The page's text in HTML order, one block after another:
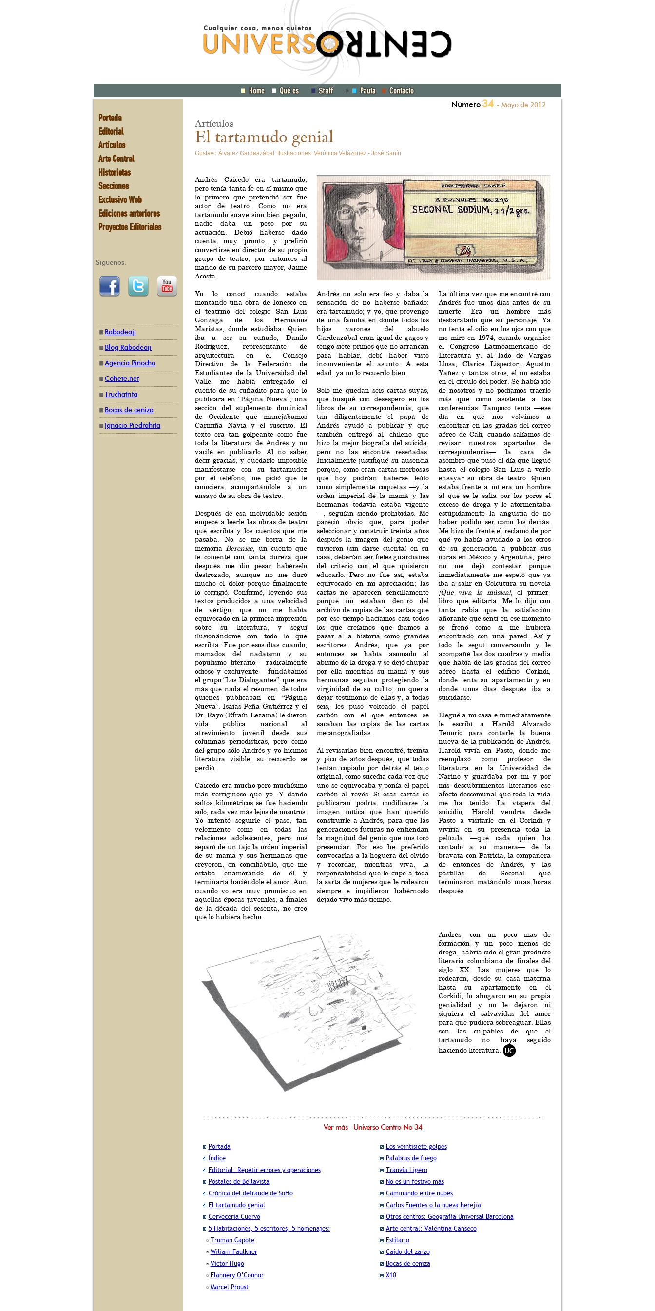
a
Portada
Editorial
Artículos
Arte Central
Historietas
Secciones
Exclusivo Web
Ediciones anteriores
Proyectos Editoriales
Síguenos:
Rabodeají
Blog Rabodeají
Agencia Pinocho
Cohete.net
Truchafrita
Bocas de ceniza
Ignacio Piedrahíta
Número 34 - Mayo de 2012
Artículos
El tartamudo genial
Gustavo Álvarez Gardeazábal. Ilustraciones: Verónica Velázquez - José Sanín
Andrés Caicedo era tartamudo,
pero tenía tanta fe en sí mismo que
lo primero que pretendió ser fue
actor de teatro. Como no era
tartamudo suave sino bien pegado,
nadie daba un peso por su
actuación. Debió haberse dado
cuenta muy pronto, y prefirió
convertirse en director de su propio
grupo de teatro, por entonces al
mando de su parcero mayor, Jaime
Acosta.
Yo lo conocí cuando estaba
montando una obra de Ionesco en
el teatrino del colegio San Luis
Gonzaga de los Hermanos
Maristas, donde estudiaba. Quien
iba a ser su cuñado, Danilo
Rodríguez, representante de
arquitectura en el Consejo
Directivo de la Federación de
Estudiantes de la Universidad del
Valle, me había entregado el
cuento de su cuñadito para que lo
publicara en “Página Nueva”, una
sección del suplemento dominical
de Occidente que manejábamos
Carmiña Navia y el suscrito. El
texto era tan golpeante como fue
toda la literatura de Andrés y no
vacilé en publicarlo. Al no saber
decir gracias, y quedarle imposible
manifestarse con su tartamudez
por el teléfono, me pidió que le
conociera acompañándole a un
ensayo de su obra de teatro.
Después de esa inolvidable sesión
empecé a leerle las obras de teatro
que escribía y los cuentos que me
pasaba. No se me borra de la
memoriaBerenice, un cuento que
le comenté con tanta dureza que
después me dio pesar habérselo
destrozado, aunque no me duró
mucho el dolor porque finalmente
lo corrigió. Confirmé, leyendo sus
textos producidos a una velocidad
de vértigo, que no me había
equivocado en la primera impresión
sobre su literatura, y seguí
ilusionándome con todo lo que
escribía. Fue por esos días cuando,
mamados del nadaísmo y su
populismo literario —radicalmente
odioso y excluyente— fundábamos
el grupo “Los Dialogantes”, que era
más que nada el resumen de todos
quienes publicaban en “Página
Nueva”. Isaías Peña Gutiérrez y el
Dr. Rayo (Efraín Lezama) le dieron
vida pública nacional al
atrevimiento juvenil desde sus
columnas periodísticas, pero como
del grupo sólo Andrés y yo hicimos
literatura visible, su recuerdo se
perdió.
Caicedo era mucho pero muchísimo
más vertiginoso que yo. Y dando
saltos kilométricos se fue haciendo
solo, cada vez más lejos de nosotros.
Yo intenté seguirle el paso, tan
velozmente como en todas las
relaciones adolescentes, pero nos
separó de un tajo la orden imperial
de su mamá y sus hermanas que
creyeron, en conciliábulo, que me
estaba enamorando de él y
terminaría haciéndole el amor. Aun
cuando yo era muy promiscuo en
aquellas épocas juveniles, a finales
de la década del sesenta, no creo
que lo hubiera hecho.
Andrés no solo era feo y daba la
sensación de no haberse bañado:
era tartamudo; y yo, que provengo
de una familia en donde todos los
hijos varones del abuelo
Gardeazábal eran igual de gagos y
tengo siete primos que no arrancan
para hablar, debí haber visto
inconveniente el asunto. A esta
edad, ya no lo recuerdo bien.
Solo me quedan seis cartas suyas,
que busqué con desespero en los
libros de su correspondencia, que
tan diligentemente el papá de
Andrés ayudó a publicar y que
también entregó al chileno que
hizo la mejor biografía del suicida,
pero no las encontré reseñadas.
Inicialmente justifiqué su ausencia
porque, como eran cartas morbosas
que hoy podrían haberse leído
como simplemente coquetas —y la
orden imperial de la mamá y las
hermanas todavía estaba vigente
—, seguían siendo prohibidas. Me
pareció obvio que, para poder
seleccionar y construir treinta años
después la imagen del genio que
tuvieron (sin darse cuenta) en su
casa, deberían ser fieles guardianes
del criterio con el que quisieron
educarlo. Pero no fue así, estaba
equivocado en mi apreciación; las
cartas no aparecen sencillamente
porque no estaban dentro del
archivo de copias de las cartas que
por ese tiempo hacíamos casi todos
los que creíamos que íbamos a
pasar a la historia como grandes
escritores. Andrés, que ya por
entonces se había asomado al
abismo de la droga y se dejó chupar
por ella mientras su mamá y sus
hermanas seguían protegiendo la
virginidad de su culito, no quería
dejar testimonio de ellas y, a todas
seis, les puso volteado el papel
carbón con el que entonces se
sacaban las copias de las cartas
mecanografiadas.
Al revisarlas bien encontré, treinta
y pico de años después, que todas
tenían copiado por detrás el texto
original, como sucedía cada vez que
uno se equivocaba y ponía el papel
carbón al revés. Si esas cartas se
publicaran podría modificarse la
imagen mítica que han querido
construirle a Andrés, para que las
generaciones futuras no entiendan
la magnitud del genio que nos tocó
presenciar. Por eso he preferido
convocarlas a la hoguera del olvido
y recordar, mientras viva, la
responsabilidad que le cupo a toda
la sarta de mujeres que le rodearon
siempre e impidieron habérnoslo
dejado vivo más tiempo.
La última vez que me encontré con
Andrés fue unos días antes de su
muerte. Era un hombre más
desbaratado que su personaje. Ya
no tenía el odio en los ojos con que
me miró en 1974, cuando organicé
el Congreso Latinoamericano de
Literatura y, al lado de Vargas
Llosa, Clarice Lispector, Agustín
Yañez y tantos otros, él no estaba
en el círculo del poder. Se había ido
de nosotros y no podíamos traerlo
más que como asistente a las
conferencias. Tampoco tenía —ese
día en que nos volvimos a
encontrar en las gradas del correo
aéreo de Cali, cuando salíamos de
revisar nuestros apartados de
correspondencia— la cara de
asombro que puso el día que llegué
hasta el colegio San Luis a verlo
ensayar su obra de teatro. Quien
estaba frente a mí era un hombre
al que se le salía por los poros el
exceso de droga y le atormentaba
estúpidamente la angustia de no
haber podido ser como los demás.
Me hizo de frente el reclamo de por
qué yo había ayudado a los otros
de su generación a publicar sus
obras en México y Argentina, pero
no me dejó contestar porque
inmediatamente me espetó que ya
iba a salir en Colcutura su novela
¡Que viva la música!, el primer
libro que editaría. Me lo dijo con
tanta rabia que la satisfacción
añorante que sentí en ese momento
se frenó como si me hubiera
encontrado con una pared. Así y
todo le seguí conversando y le
acompañé las dos cuadras y media
que había de las gradas del correo
aéreo hasta el edificio Corkidi,
donde tenía su apartamento y en
donde unos días después iba a
suicidarse.
Llegué a mi casa e inmediatamente
le escribí a Harold Alvarado
Tenorio para contarle la buena
nueva de la publicación de Andrés.
Harold vivía en Pasto, donde me
reemplazó como profesor de
literatura en la Universidad de
Nariño y guardaba por mí y por
mis descubrimientos literarios ese
afecto descomunal que toda la vida
me ha tenido. La víspera del
suicidio, Harold vendría desde
Pasto a visitarle en el Corkidi y
viviría en su presencia toda la
película —que cada quien ha
contado a su manera— de la
bravata con Patricia, la compañera
de entonces de Andrés, y las
pastillas de Seconal que
terminaron matándolo unas horas
después.
Andrés, con un poco mas de
formación y un poco menos de
droga, habría sido el gran producto
literario colombiano de finales del
siglo XX. Las mujeres que lo
rodearon, desde su casa materna
hasta su apartamento en el
Corkidi, lo ahogaron en su propia
genialidad y no le dejaron ni
siquiera el salvavidas del amor
para que pudiera sobreaguar. Ellas
son las culpables de que el
tartamudo no haya seguido
haciendo literatura.
Ver más Universo Centro No 34
Portada
Índice
Editorial: Repetir errores y operaciones
Postales de Bellavista
Crónica del defraude de SoHo
El tartamudo genial
Cervecería Cuervo
5 Habitaciones, 5 escritores, 5 homenajes:
Truman Capote
Wiliam Faulkner
Víctor Hugo
Flannery O’Connor
Marcel Proust
Los veintisiete golpes
Palabras de fuego
Tranvía Ligero
No es un festivo más
Caminando entre nubes
Carlos Fuentes o la nueva herejía
Otros centros: Geografía Universal Barcelona
Arte central: Valentina Canseco
Estilario
Caído del zarzo
Bocas de ceniza
X10